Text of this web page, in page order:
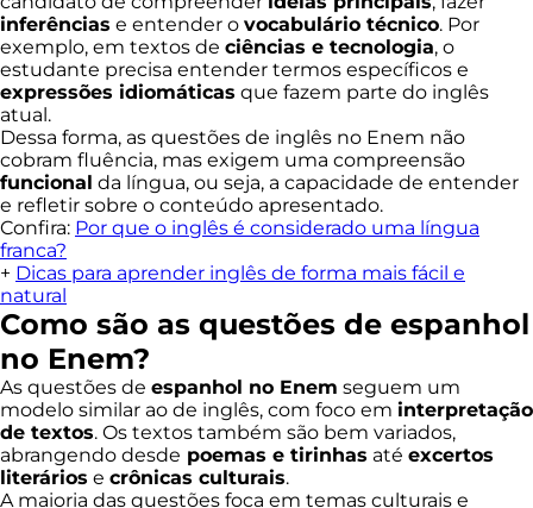
inferências e entender o vocabulário técnico. Por
exemplo, em textos de ciências e tecnologia, o
estudante precisa entender termos específicos e
expressões idiomáticas que fazem parte do inglês
atual.
Dessa forma, as questões de inglês no Enem não
cobram fluência, mas exigem uma compreensão
funcional da língua, ou seja, a capacidade de entender
e refletir sobre o conteúdo apresentado.
Confira: Por que o inglês é considerado uma língua
franca?
+ Dicas para aprender inglês de forma mais fácil e
natural
Como são as questões de espanhol
no Enem?
As questões de espanhol no Enem seguem um
modelo similar ao de inglês, com foco em interpretação
de textos. Os textos também são bem variados,
abrangendo desde poemas e tirinhas até excertos
literários e crônicas culturais.
A maioria das questões foca em temas culturais e